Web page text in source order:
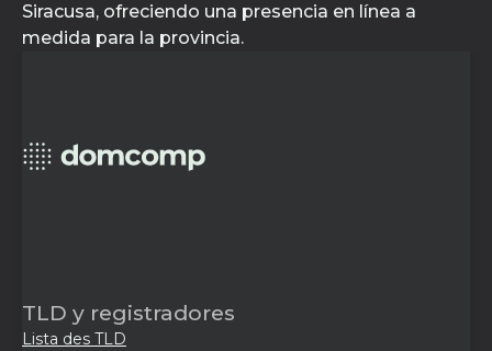
Siracusa, ofreciendo una presencia en línea a
medida para la provincia.
TLD y registradores
Lista des TLD